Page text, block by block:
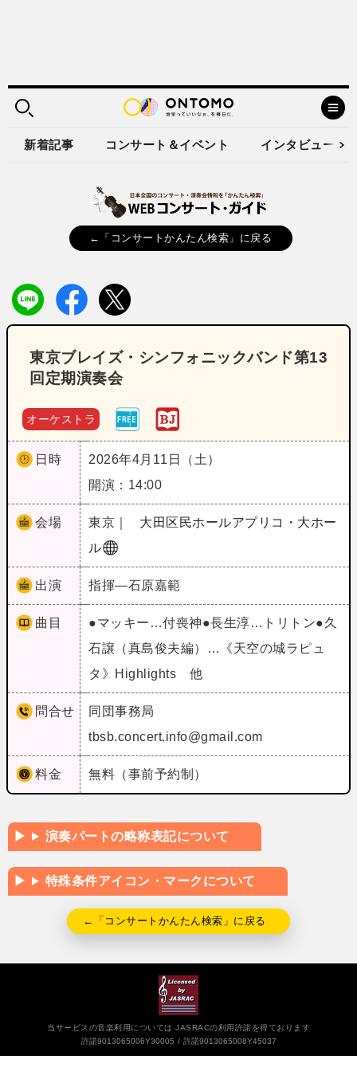
新着記事 コンサート＆イベント インタビュー
←「コンサートかんたん検索」に戻る
東京ブレイズ・シンフォニックバンド第13
回定期演奏会
オーケストラ
日時
2026年4月11日（土）
開演：14:00
会場 東京｜
大田区民ホールアプリコ・大ホー
ル
出演 指揮―石原嘉範
曲目
●マッキー…付喪神●長生淳…トリトン●久
石譲（真島俊夫編）…《天空の城ラピュ
タ》Highlights 他
問合せ
同団事務局
tbsb.concert.info@gmail.com
料金 無料（事前予約制）
演奏パートの略称表記について
特殊条件アイコン・マークについて
←「コンサートかんたん検索」に戻る
当サービスの音楽利用については JASRACの利用許諾を得ております
許諾9013065006Y30005
許諾9013065008Y45037